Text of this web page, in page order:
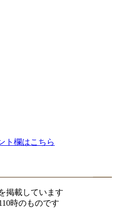
ト欄はこちら
掲載しています
時のものです